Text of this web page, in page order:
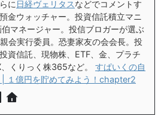
に 日経ヴェリタスなどでコメントす
金ウォッチャー。投資信託積立マニ
伯マネージャー。投信ブロガーが選ぶ
会実行委員。恐妻家友の会会長。投
資信託、現物株、ETF、金、プラチ
くりっく株365など。 すぱいくの自
| １億円を貯めてみよう！chapter2